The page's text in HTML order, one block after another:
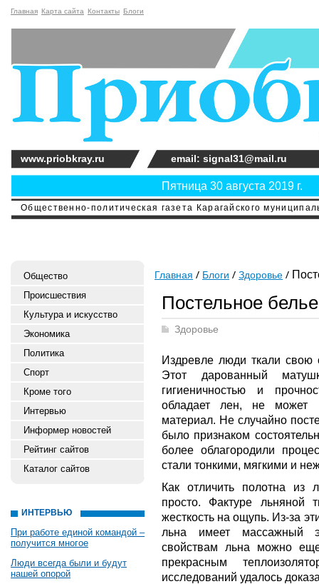
Главная Карта сайта Контакты Блоги
Общественно-политическая газета Карагайского
Пятница 30 августа 2019 г.
www.priobkray.ru email: signal31@mail.ru
Общество
Происшествия
Культура и искусство
Экономика
Политика
Спорт
Кроме того
Интервью
Информер новостей
Рейтинг сайтов
Каталог сайтов
ИНТЕРВЬЮ
При работе единой командой –
получится многое
Люди всегда были и будут
нашей опорой
Главная Блоги Здоровье
Постельное
Здоровье
Издревле люди ткали свою
Этот дарованный
гигиеничностью и
обладает лен, не может
материал. Не случайно
было признаком
более облагородили
стали тонкими, мягкими и
Как отличить полотна из
просто. Фактуре льняной
жесткость на ощупь. Из-за
льна имеет массажный
свойствам льна можно
прекрасным
исследований удалось